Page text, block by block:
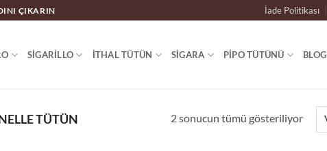
ÇIKARIN İade Politikası
SIGARILLO İTHAL TÜTÜN SIGARA PIPO TÜTÜNÜ BLOG
TÜTÜN 2 sonucun tümü gösteriliyor